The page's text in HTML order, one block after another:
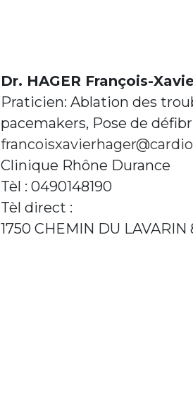
Dr. HAGER François-
Praticien: Ablation des
pacemakers, Pose de
Clinique Rhône Durance
Tèl : 0490148190
Tèl direct :
1750 CHEMIN DU